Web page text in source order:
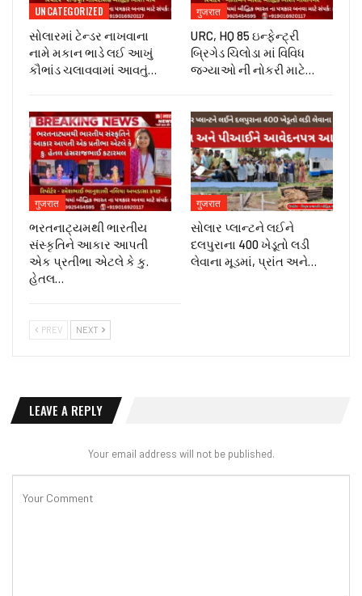
UNCATEGORIZED
સોલારમાં ટેન્ડર નાખવાના
નામે મકાન ભાડે લઈ આખું
કૌભાંડ ચલાવવામાં આવતું…
गुजरात
URC, HQ 85 ઇન્ફેન્ટ્રી
બ્રિગેડ ચિલોડા માં વિવિધ
જગ્યાઓ ની નોકરી માટે…
गुजरात
ભરતનાટ્યમથી ભારતીય
સંસ્કૃતિને આકાર આપતી
એક પ્રતીભા એટલે કે‌ કુ.
હેતલ…
गुजरात
સોલાર પ્લાન્ટને લઈને
દલપુરાના 400 ખેડૂતો લડી
લેવાના મૂડમાં, પ્રાંત અને…
PREV NEXT
LEAVE A REPLY
Your email address will not be published.